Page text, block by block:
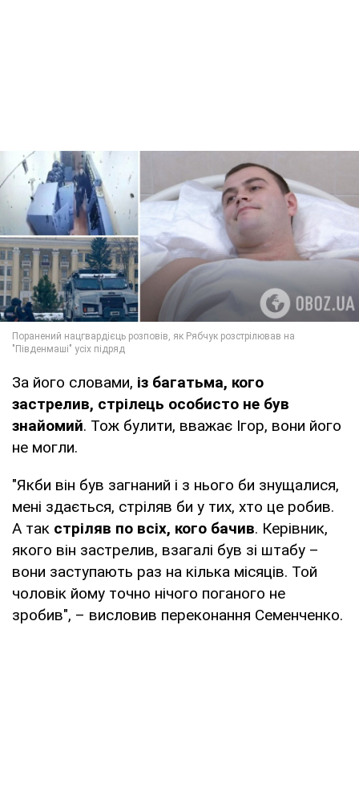
За його словами, із багатьма, кого
застрелив, стрілець особисто не був
знайомий. Тож булити, вважає Ігор, вони його
не могли.
"Якби він був загнаний і з нього би знущалися,
мені здається, стріляв би у тих, хто це робив.
А так стріляв по всіх, кого бачив. Керівник,
якого він застрелив, взагалі був зі штабу –
вони заступають раз на кілька місяців. Той
чоловік йому точно нічого поганого не
зробив", – висловив переконання Семенченко.